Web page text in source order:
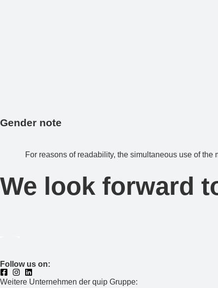
Gender note
For reasons of readability, the simultaneous use of
We look forward
Follow us on:
Weitere Unternehmen der quip Gruppe: